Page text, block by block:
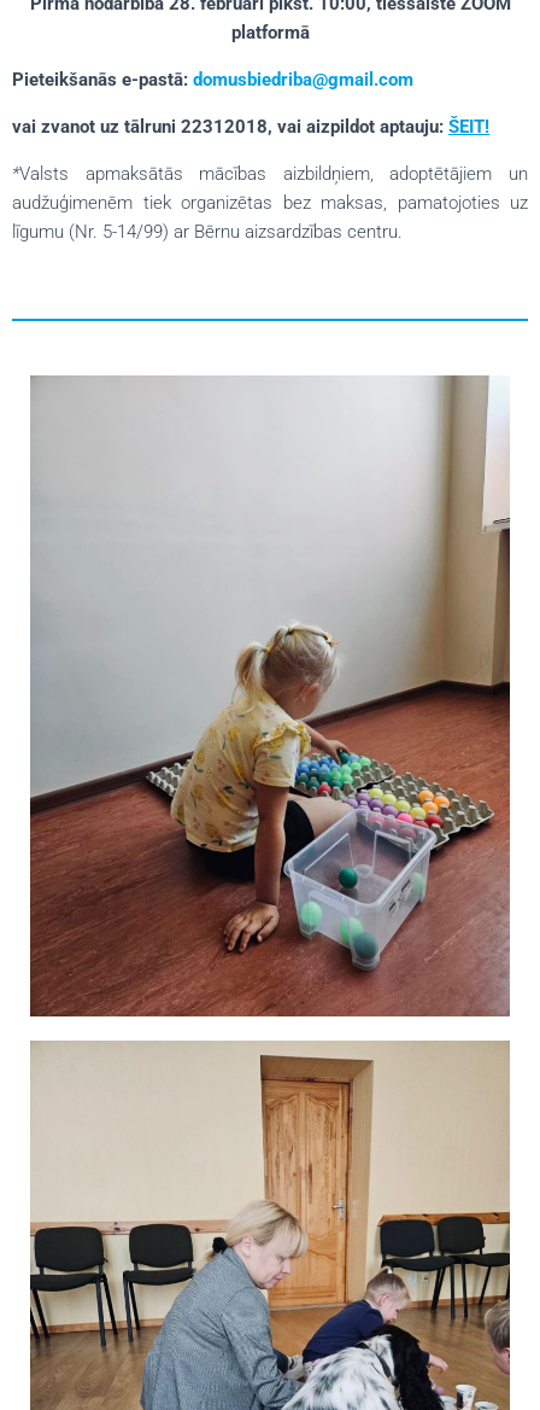
platformā
Pieteikšanās e-pastā: domusbiedriba@gmail.com
vai zvanot uz tālruni 22312018, vai aizpildot aptauju: ŠEIT!
*Valsts apmaksātās mācības aizbildņiem, adoptētājiem un
audžuģimenēm tiek organizētas bez maksas, pamatojoties uz
līgumu (Nr. 5-14/99) ar Bērnu aizsardzības centru.